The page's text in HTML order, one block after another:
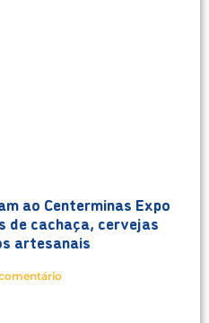
ao Centerminas Expo
de cachaça, cervejas
artesanais